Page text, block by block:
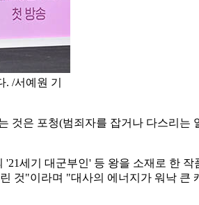
/서예원 기
것은 포청(범죄자를 잡거나 다스리
세기 대군부인' 등 왕을 소재로 한
것"이라며 "대사의 에너지가 워낙